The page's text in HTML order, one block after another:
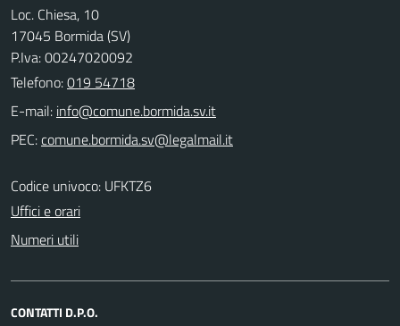
Loc. Chiesa, 10
17045 Bormida (SV)
P.Iva: 00247020092
Telefono:019 54718
E-mail:
PEC:
Codice univoco: UFKTZ6
Uffici e orari
Numeri utili
CONTATTI D.P.O.